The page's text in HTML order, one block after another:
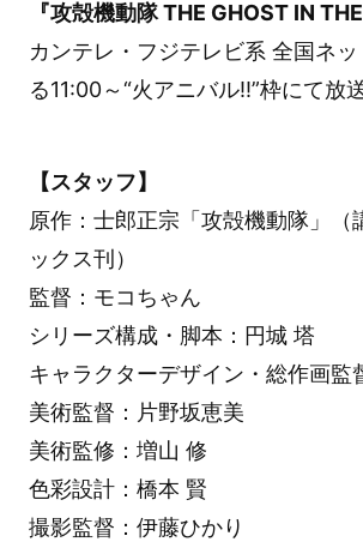
『攻殻機動隊 THE GHOST IN THE
カンテレ・フジテレビ系 全国ネッ
る11:00～“火アニバル!!”枠にて放
【スタッフ】
原作：士郎正宗「攻殻機動隊」（
ックス刊）
監督：モコちゃん
シリーズ構成・脚本：円城 塔
キャラクターデザイン・総作画監
美術監督：片野坂恵美
美術監修：増山 修
色彩設計：橋本 賢
撮影監督：伊藤ひかり